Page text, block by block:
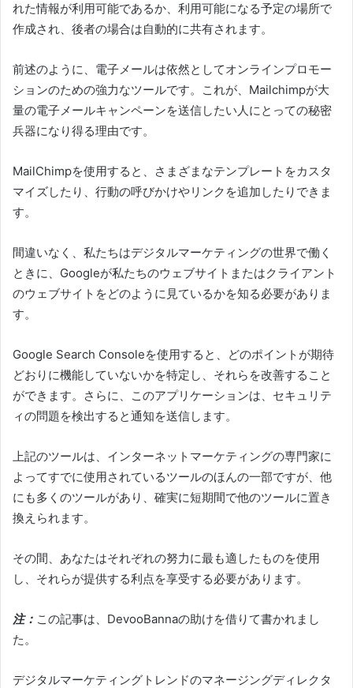
れた情報が利用可能であるか、利用可能になる予定の場所で
作成され、後者の場合は自動的に共有されます。
前述のように、電子メールは依然としてオンラインプロモー
ションのための強力なツールです。
これが、Mailchimpが大
量の電子メールキャンペーンを送信したい人にとっての秘密
兵器になり得る理由です。
MailChimpを使用すると、さまざまなテンプレートをカスタ
マイズしたり、行動の呼びかけやリンクを追加したりできま
す。
間違いなく、私たちはデジタルマーケティングの世界で働く
ときに、Googleが私たちのウェブサイトまたはクライアント
のウェブサイトをどのように見ているかを知る必要がありま
す。
Google Search Consoleを使用すると、どのポイントが期待
どおりに機能していないかを特定し、それらを改善すること
ができます。
さらに、このアプリケーションは、セキュリテ
ィの問題を検出すると通知を送信します。
上記のツールは、インターネットマーケティングの専門家に
よってすでに使用されているツールのほんの一部ですが、他
にも多くのツールがあり、確実に短期間で他のツールに置き
換えられます。
その間、あなたはそれぞれの努力に最も適したものを使用
し、それらが提供する利点を享受する必要があります。
注： この記事は、DevooBannaの助けを借りて書かれまし
た。
デジタルマーケティングトレンドのマネージングディレクタ